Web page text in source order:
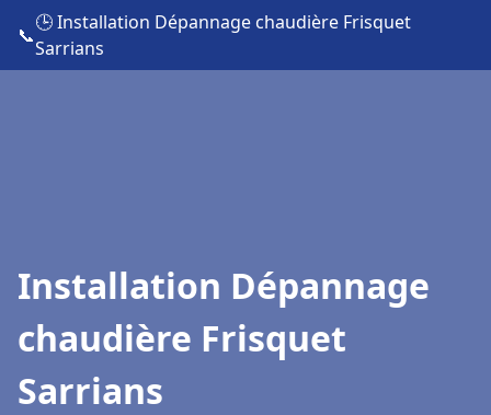
📞
🕒 Installation Dépannage chaudière Frisquet
Sarrians
Installation Dépannage
chaudière Frisquet
Sarrians